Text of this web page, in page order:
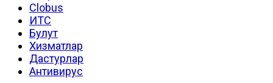
Clobus
ИТС
Булут
Хизматлар
Дастурлар
Антивирус